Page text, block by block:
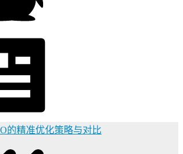
的精准优化策略与对比